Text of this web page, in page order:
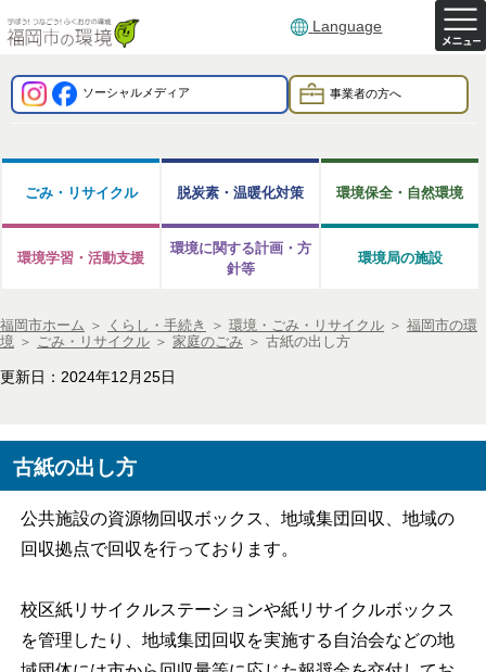
Language
ソーシャルメディア 事業者の方へ
ごみ・リサイクル 脱炭素・温暖化対策 環境保全・自然環境
環境学習・活動支援
環境に関する計画・方
針等
環境局の施設
福岡市ホーム ＞ くらし・手続き ＞ 環境・ごみ・リサイクル ＞ 福岡市の環
境 ＞ ごみ・リサイクル ＞ 家庭のごみ ＞ 古紙の出し方
更新日：2024年12月25日
古紙の出し方
公共施設の資源物回収ボックス、地域集団回収、地域の
回収拠点で回収を行っております。
校区紙リサイクルステーションや紙リサイクルボックス
を管理したり、地域集団回収を実施する自治会などの地